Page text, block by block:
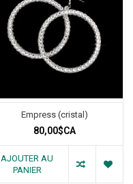
Empress (cristal)
80,00$CA
AJOUTER AU
PANIER